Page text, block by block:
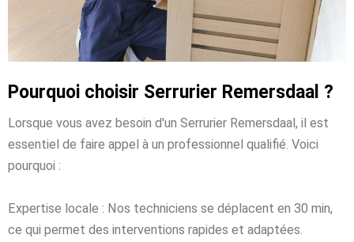
Pourquoi choisir Serrurier Remersdaal ?
Lorsque vous avez besoin d'un Serrurier Remersdaal, il est
essentiel de faire appel à un professionnel qualifié. Voici
pourquoi :
Expertise locale : Nos techniciens se déplacent en 30 min,
ce qui permet des interventions rapides et adaptées.